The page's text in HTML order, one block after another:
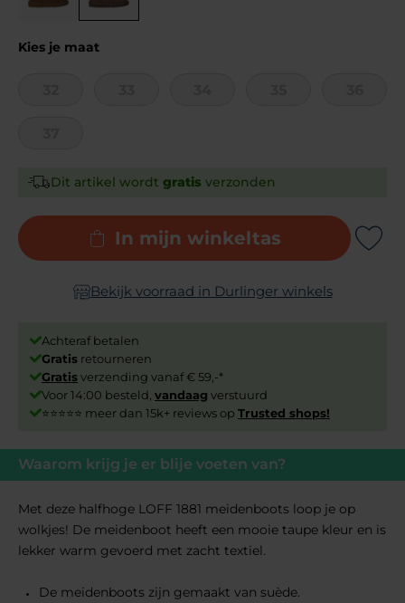
Waarom krijg je er blije voeten van?
Met deze halfhoge LOFF 1881 meidenboots loop je op
wolkjes! De meidenboot heeft een mooie taupe kleur en is
lekker warm gevoerd met zacht textiel.
De meidenboots zijn gemaakt van suède.
Kies je maat
Dit artikel wordt gratis verzonden
In mijn winkeltas Add to
Bekijk voorraad in Durlinger winkels
Achteraf betalen
Gratis retourneren
Gratisverzending vanaf € 59,-*
Voor 14:00 besteld, vandaag verstuurd
⭐⭐⭐⭐⭐ meer dan 15k+ reviews op Trusted shops!